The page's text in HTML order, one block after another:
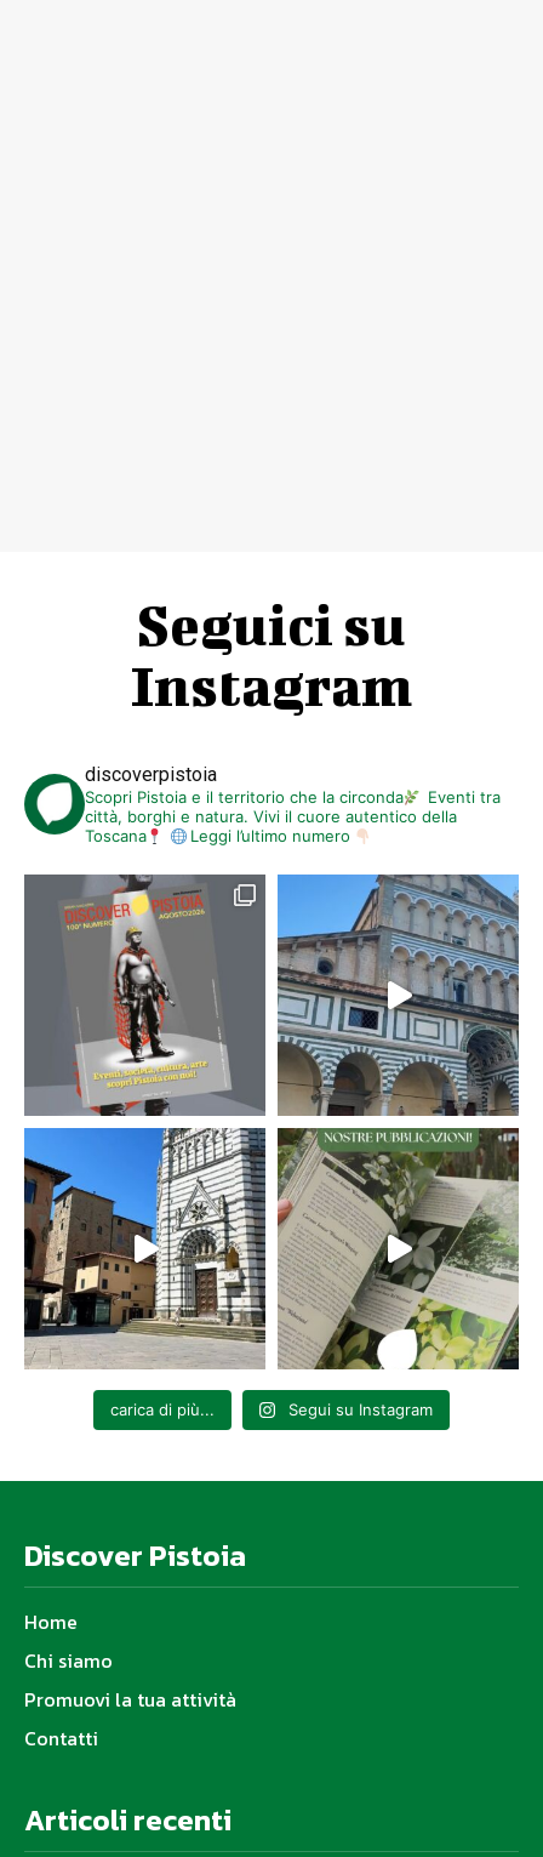
Seguici su
Instagram
discoverpistoia
Scopri Pistoia e il territorio che la circonda
Eventi tra
città, borghi e natura. Vivi il cuore autentico della
Toscana
Leggi l’ultimo numero
carica di più... Segui su Instagram
Discover Pistoia
Home
Chi siamo
Promuovi la tua attività
Contatti
Articoli recenti